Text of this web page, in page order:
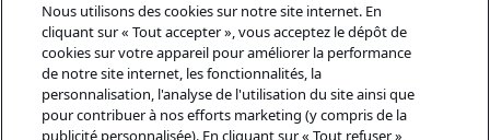
Nous utilisons des cookies sur notre site internet. En
cliquant sur « Tout accepter », vous acceptez le dépôt de
cookies sur votre appareil pour améliorer la performance
de notre site internet, les fonctionnalités, la
personnalisation, l'analyse de l'utilisation du site ainsi que
pour contribuer à nos efforts marketing (y compris de la
publicité personnalisée). En cliquant sur « Tout refuser »,